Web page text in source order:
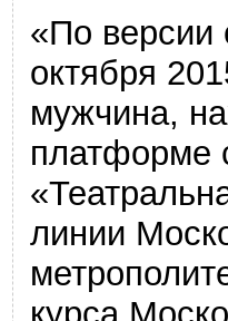
«По версии
октября
мужчина,
платформе
линии